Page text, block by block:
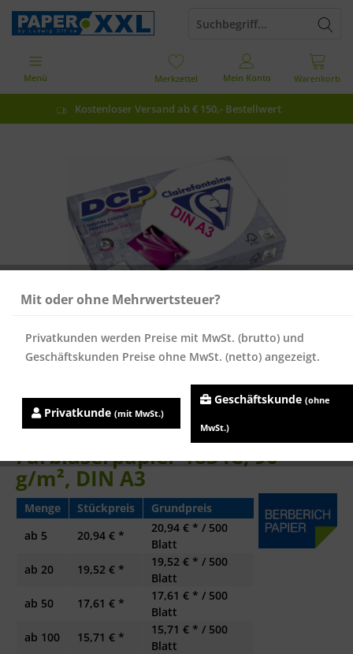
Kostenloser Versand ab € 150,- Bestellwert
Warenkorb
Merkzettel Mein Konto
Menü
Clairefontaine DCP
Farblaserpapier 1834C, 90
g/m², DIN A3
Menge Stückpreis
Grundpreis
ab 5 20,94 € *
20,94 € * / 500
Blatt
ab 20 19,52 € *
19,52 € * / 500
Blatt
ab 50 17,61 € *
17,61 € * / 500
Blatt
ab 100 15,71 € *
15,71 € * / 500
Blatt
Mit oder ohne Mehrwertsteuer?
Privatkunden werden Preise mit MwSt. (brutto) und
Geschäftskunden Preise ohne MwSt. (netto) angezeigt.
Privatkunde (mit MwSt.)
Geschäftskunde (ohne
MwSt.)